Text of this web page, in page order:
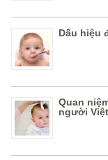
Dấu hiệu
Quan
người Việt